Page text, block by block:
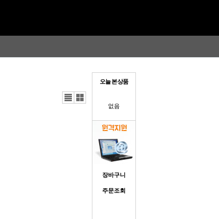
오늘 본 상품
없음
장바구니
주문조회
리스
트뷰
갤러
리뷰